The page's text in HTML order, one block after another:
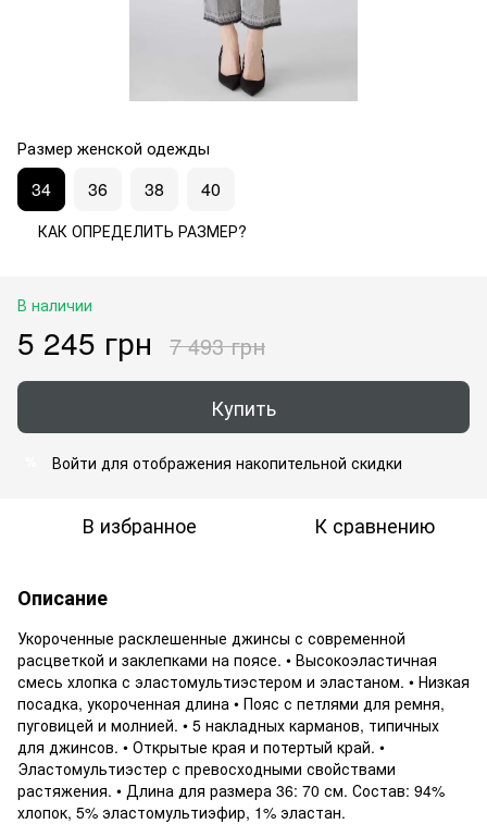
Размер женской одежды
34 36 38 40
КАК ОПРЕДЕЛИТЬ РАЗМЕР?
В наличии
5 245 грн 7 493 грн
Купить
Войти для отображения накопительной скидки
В избранное К сравнению
Описание
Укороченные расклешенные джинсы с современной
расцветкой и заклепками на поясе. • Высокоэластичная
смесь хлопка с эластомультиэстером и эластаном. • Низкая
посадка, укороченная длина • Пояс с петлями для ремня,
пуговицей и молнией. • 5 накладных карманов, типичных
для джинсов. • Открытые края и потертый край. •
Эластомультиэстер с превосходными свойствами
растяжения. • Длина для размера 36: 70 см. Состав: 94%
хлопок, 5% эластомультиэфир, 1% эластан.